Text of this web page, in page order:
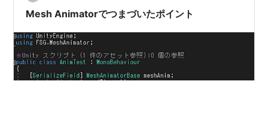
Mesh Animatorでつまづいたポイント